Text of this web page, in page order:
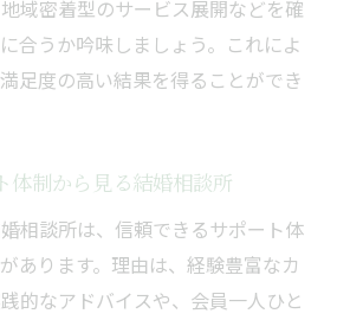
域密着型のサービス展開などを確
合うか吟味しましょう。これによ
足度の高い結果を得ることができ
体制から見る結婚相談所
相談所は、信頼できるサポート体
あります。理由は、経験豊富なカ
的なアドバイスや、会員一人ひと